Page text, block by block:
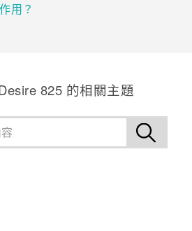
用？
825 的相關主題